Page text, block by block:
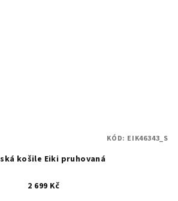
košile Eiki pruhovaná
2 699 Kč
KÓD: EIK46343_S